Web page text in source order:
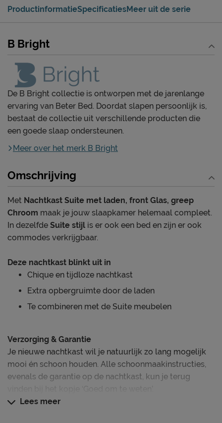
ProductinformatieSpecificatiesMeer uit de serie
B Bright
De B Bright collectie is ontworpen met de jarenlange
ervaring van Beter Bed. Doordat slapen persoonlijk is,
bestaat de collectie uit verschillende producten die
een goede slaap ondersteunen.
Meer over het merk B Bright
Omschrijving
Met Nachtkast Suite met laden, front Glas, greep
Chroom maak je jouw slaapkamer helemaal compleet.
In dezelfde Suite stijl is er ook een bed en zijn er ook
commodes verkrijgbaar.
Deze nachtkast blinkt uit in
Chique en tijdloze nachtkast
Extra opbergruimte door de laden
Te combineren met de Suite meubelen
Verzorging & Garantie
Je nieuwe nachtkast wil je natuurlijk zo lang mogelijk
mooi én schoon houden. Alle schoonmaakinstructies,
evenals de garantie op de nachtkast, kun je terug
Lees meer